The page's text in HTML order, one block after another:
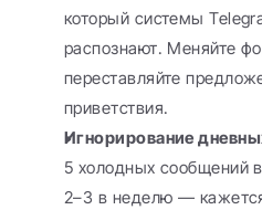
который системы
распознают. Меняйте
переставляйте
приветствия.
Игнорирование
5 холодных сообщений
2–3 в неделю —